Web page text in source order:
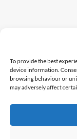
To provide the best
device information.
browsing behaviour or
may adversely affect